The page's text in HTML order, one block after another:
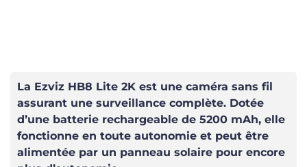
La Ezviz HB8 Lite 2K est une caméra sans fil
assurant une surveillance complète. Dotée
d’une batterie rechargeable de 5200 mAh, elle
fonctionne en toute autonomie et peut être
alimentée par un panneau solaire pour encore